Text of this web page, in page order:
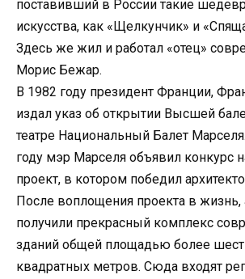
поставивший в России такие
искусства, как «Щелкунчик» и
Здесь же жил и работал «отец»
Морис Бежар.
В 1982 году президент Франции,
издал указ об открытии Высшей
театре Национальный Балет
году мэр Марселя объявил конкурс
проект, в котором победил
После воплощения проекта в жизнь,
получили прекрасный комплекс
зданий общей площадью более
квадратных метров. Сюда входят